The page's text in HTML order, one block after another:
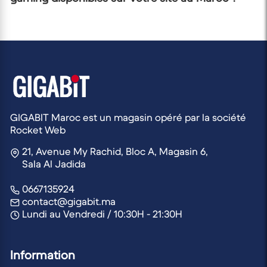
SteelSeries, HyperX, Corsair, et bien d'autres.
Parcourez notre sélection pour trouver le modèle qui
correspond à vos besoins et à votre budget.
GIGABIT Maroc est un magasin opéré par la société
Rocket Web
21, Avenue My Rachid, Bloc A, Magasin 6,
Sala Al Jadida
0667135924
contact@gigabit.ma
Lundi au Vendredi / 10:30H - 21:30H
Information